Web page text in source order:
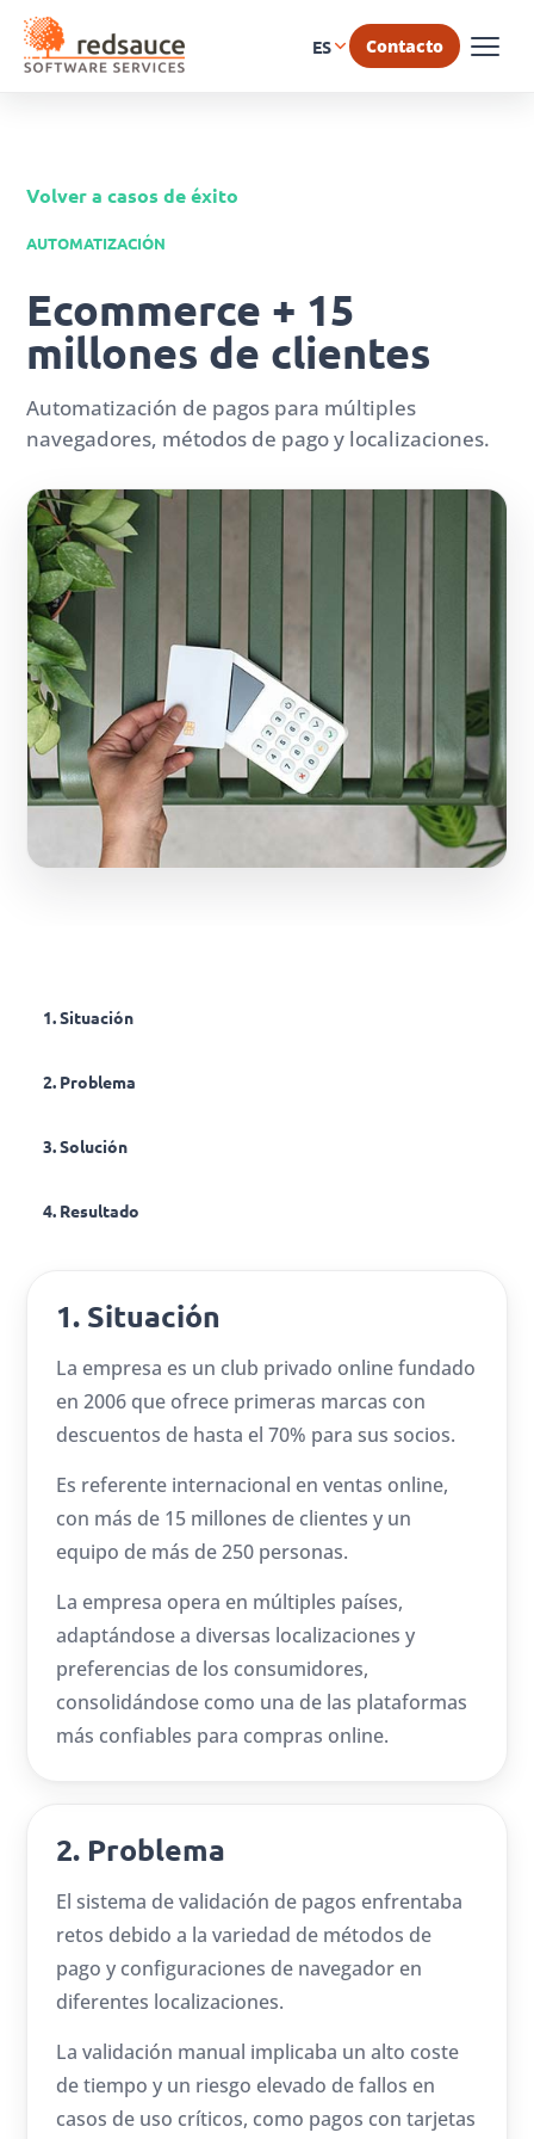
ES Contacto
Volver a casos de éxito
AUTOMATIZACIÓN
Ecommerce + 15
millones de clientes
Automatización de pagos para múltiples
navegadores, métodos de pago y localizaciones.
1. Situación
2. Problema
3. Solución
4. Resultado
1. Situación
La empresa es un club privado online fundado
en 2006 que ofrece primeras marcas con
descuentos de hasta el 70% para sus socios.
Es referente internacional en ventas online,
con más de 15 millones de clientes y un
equipo de más de 250 personas.
La empresa opera en múltiples países,
adaptándose a diversas localizaciones y
preferencias de los consumidores,
consolidándose como una de las plataformas
más confiables para compras online.
2. Problema
El sistema de validación de pagos enfrentaba
retos debido a la variedad de métodos de
pago y configuraciones de navegador en
diferentes localizaciones.
La validación manual implicaba un alto coste
de tiempo y un riesgo elevado de fallos en
casos de uso críticos, como pagos con tarjetas